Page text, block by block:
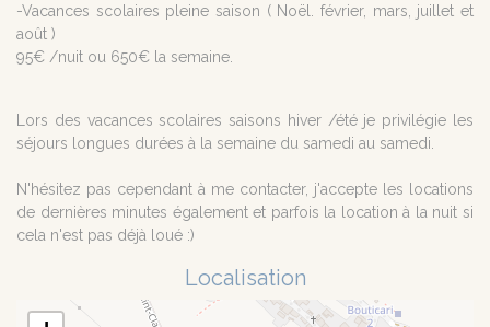
-Vacances scolaires pleine saison ( Noël. février, mars, juillet et
août )
95€ /nuit ou 650€ la semaine.
Lors des vacances scolaires saisons hiver /été je privilégie les
séjours longues durées à la semaine du samedi au samedi.
N'hésitez pas cependant à me contacter, j'accepte les locations
de dernières minutes également et parfois la location à la nuit si
cela n'est pas déjà loué :)
Localisation